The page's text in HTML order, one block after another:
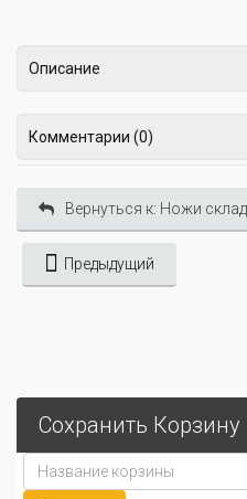
Описание
Комментарии (0)
Вернуться к: Ножи
Предыдущий
Сохранить Корзину